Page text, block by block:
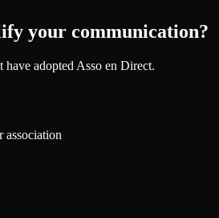
your communication?
have adopted Asso en Direct.